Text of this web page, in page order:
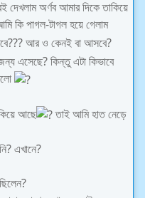
অর্ণব আমার দিকে তাকিয়ে
কি পাগল-টাগল হয়ে গেলাম
আর ও কেনই বা আসবে?
এসেছে? কিন্তু এটা কিভাবে
আছে
তাই আমি হাত নেড়ে
এখানে?